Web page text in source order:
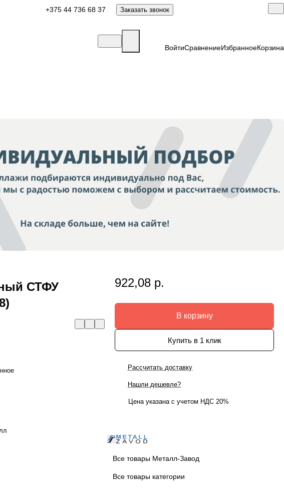
+375 44 736 68 37 Заказать звонок
ВойтиСравнениеИзбранноеКорзина
СТФУ
922,08 р.
В корзину
Купить в 1 клик
Рассчитать доставку
Нашли дешевле?
Цена указана с учетом НДС 20%
Все товары Металл-Завод
Все товары категории